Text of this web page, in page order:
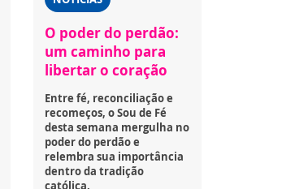
O poder do perdão:
um caminho para
libertar o coração
Entre fé, reconciliação e
recomeços, o Sou de Fé
desta semana mergulha no
poder do perdão e
relembra sua importância
dentro da tradição
católica.